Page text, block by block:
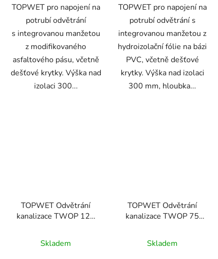
TOPWET pro napojení na
potrubí odvětrání
s integrovanou manžetou
z modifikovaného
asfaltového pásu, včetně
dešťové krytky. Výška nad
izolaci 300...
TOPWET pro napojení na
potrubí odvětrání s
integrovanou manžetou z
hydroizolační fólie na bázi
PVC, včetně dešťové
krytky. Výška nad izolaci
300 mm, hloubka...
TOPWET Odvětrání
kanalizace TWOP 125
Skladem
TOPWET Odvětrání
kanalizace TWOP 75
Skladem